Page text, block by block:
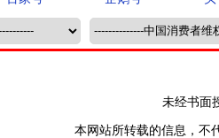
未经书面
本网站所转载的信息，不